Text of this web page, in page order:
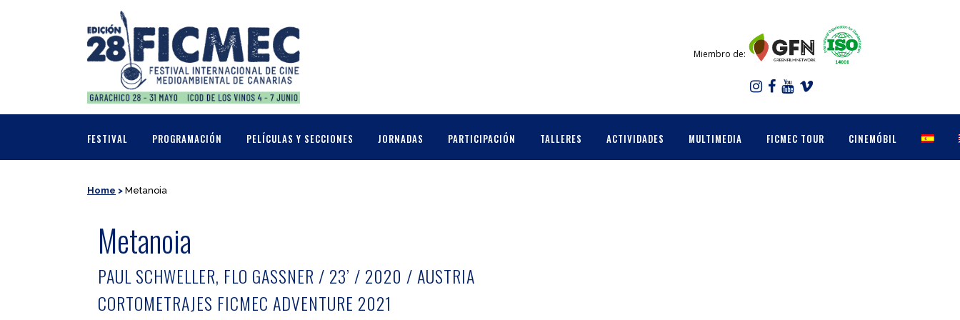
Miembro de:
FESTIVAL PROGRAMACIÓN PELÍCULAS Y SECCIONES JORNADAS PARTICIPACIÓN TALLERES ACTIVIDADES MULTIMEDIA FICMEC TOUR CINEMÓBIL
Home > Metanoia
Metanoia
PAUL SCHWELLER, FLO GASSNER / 23’ / 2020 / AUSTRIA
CORTOMETRAJES FICMEC ADVENTURE 2021